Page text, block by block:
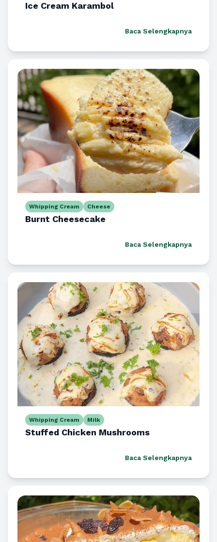
Ice Cream Karambol
Baca Selengkapnya
Whipping Cream Cheese
Burnt Cheesecake
Baca Selengkapnya
Whipping Cream Milk
Stuffed Chicken Mushrooms
Baca Selengkapnya